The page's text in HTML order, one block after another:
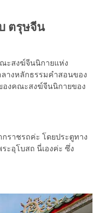
ตรุษจีน
ะสงฆ์จีนนิกายแห่ง
างหลักธรรมคำสอนของ
องคณะสงฆ์จีนนิกายของ
ราชรถค่ะ โดยประตูทาง
ะอุโบสถ นี่เองค่ะ ซึ่ง